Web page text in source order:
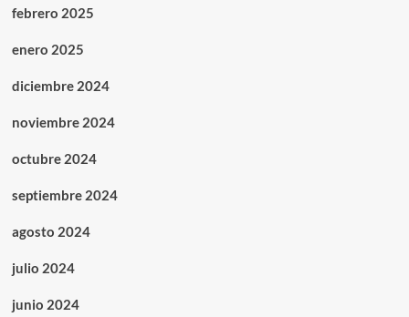
febrero 2025
enero 2025
diciembre 2024
noviembre 2024
octubre 2024
septiembre 2024
agosto 2024
julio 2024
junio 2024